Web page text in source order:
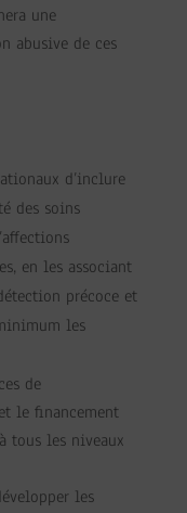
une
abusive de ces
d’inclure
des soins
en les associant
précoce et
les
de
le financement
tous les niveaux
les